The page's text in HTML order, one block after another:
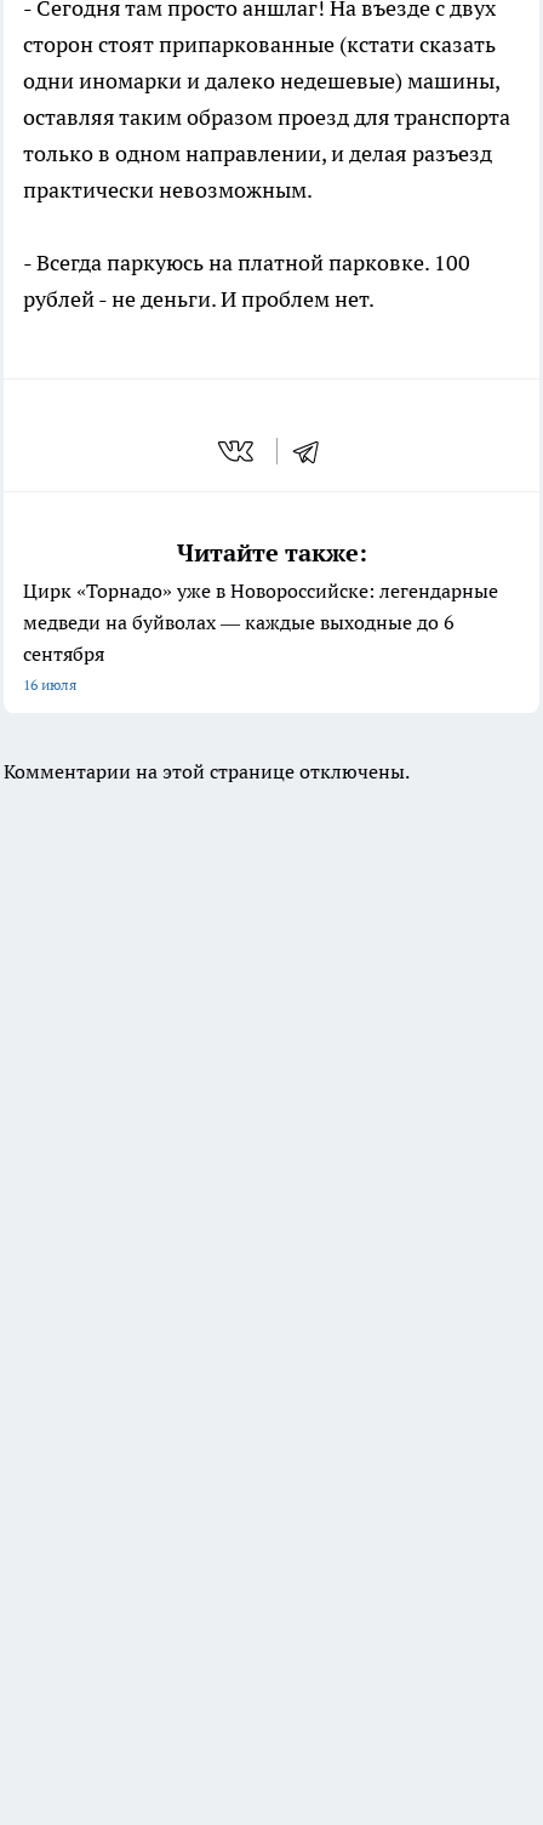
- Сегодня там просто аншлаг! На въезде с двух
сторон стоят припаркованные (кстати сказать
одни иномарки и далеко недешевые) машины,
оставляя таким образом проезд для транспорта
только в одном направлении, и делая разъезд
практически невозможным.
- Всегда паркуюсь на платной парковке. 100
рублей - не деньги. И проблем нет.
Читайте также:
Цирк «Торнадо» уже в Новороссийске: легендарные
медведи на буйволах — каждые выходные до 6
сентября
16 июля
Комментарии на этой странице отключены.